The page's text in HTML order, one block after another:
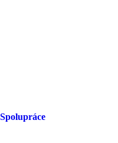
Spolupráce